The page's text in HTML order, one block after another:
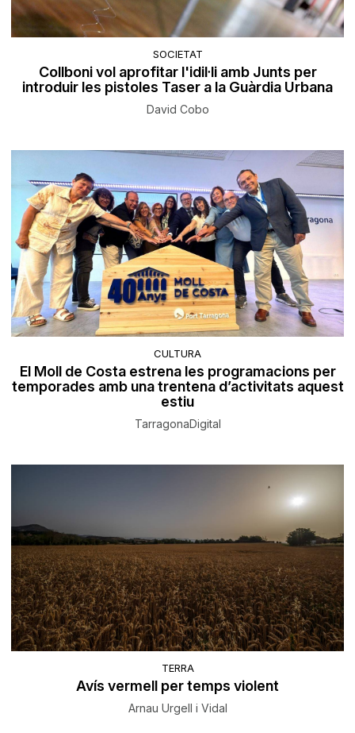
SOCIETAT
Collboni vol aprofitar l'idil·li amb Junts per
introduir les pistoles Taser a la Guàrdia Urbana
David Cobo
CULTURA
El Moll de Costa estrena les programacions per
temporades amb una trentena d’activitats aquest
estiu
TarragonaDigital
TERRA
Avís vermell per temps violent
Arnau Urgell i Vidal